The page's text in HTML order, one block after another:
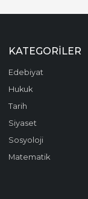
KATEGORILER
Edebiyat
Hukuk
Tarih
Siyaset
Sosyoloji
Matematik